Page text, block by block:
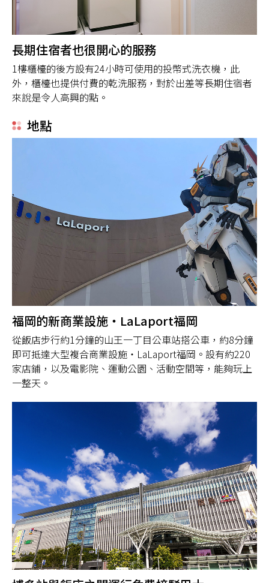
長期住宿者也很開心的服務
1樓櫃檯的後方設有24小時可使用的投幣式洗衣機，此
外，櫃檯也提供付費的乾洗服務，對於出差等長期住宿者
來說是令人高興的點。
地點
福岡的新商業設施・LaLaport福岡
從飯店步行約1分鐘的山王一丁目公車站搭公車，約8分鐘
即可抵達大型複合商業設施・LaLaport福岡。設有約220
家店鋪，以及電影院、運動公園、活動空間等，能夠玩上
一整天。